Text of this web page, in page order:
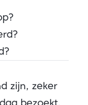
zijn, zeker
bezoekt.